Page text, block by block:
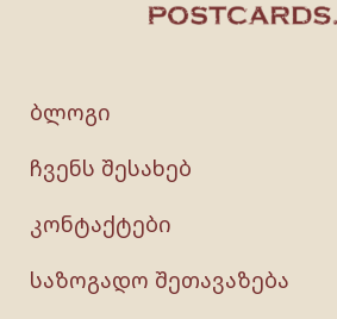
ბლოგი
ჩვენს შესახებ
კონტაქტები
საზოგადო შეთავაზება